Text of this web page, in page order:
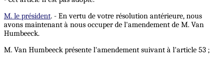
M. le président. - En vertu de votre résolution antérieure, nous
avons maintenant à nous occuper de l'amendement de M. Van
Humbeeck.
M. Van Humbeeck présente l'amendement suivant à l'article 53 ;